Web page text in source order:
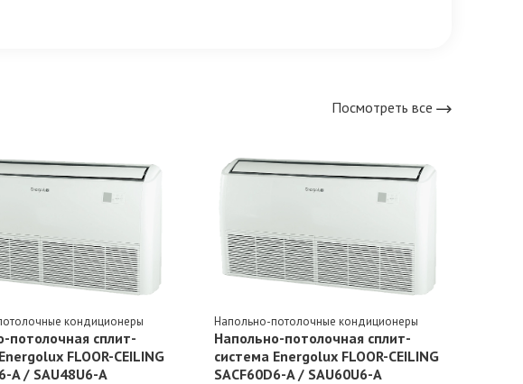
Посмотреть все
кондиционеры
потолочная сплит-
FLOOR-CEILING
A / SAU48U6-A
Напольно-потолочные кондиционеры
Напольно-потолочная сплит-
система Energolux FLOOR-CEILING
SAСF60D6-A / SAU60U6-A